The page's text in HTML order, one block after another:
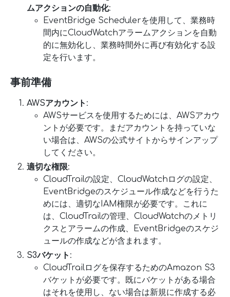
ムアクションの自動化:
EventBridge Schedulerを使用して、業務時
間内にCloudWatchアラームアクションを自動
的に無効化し、業務時間外に再び有効化する設
定を行います。
事前準備
AWSアカウント :
AWSサービスを使用するためには、AWSアカウ
ントが必要です。まだアカウントを持っていな
い場合は、AWSの公式サイトからサインアップ
してください。
適切な権限:
CloudTrailの設定、CloudWatchログの設定、
EventBridgeのスケジュール作成などを行うた
めには、適切なIAM権限が必要です。これに
は、CloudTrailの管理、CloudWatchのメトリ
クスとアラームの作成、EventBridgeのスケジ
ュールの作成などが含まれます。
S3バケット :
CloudTrailログを保存するためのAmazon S3
バケットが必要です。既にバケットがある場合
はそれを使用し、ない場合は新規に作成する必